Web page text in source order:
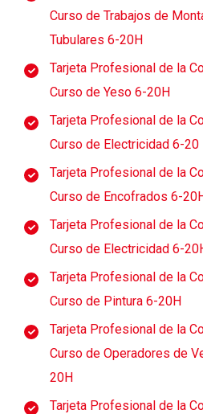
Curso de Trabajos de
Tubulares 6-20H
Tarjeta Profesional de la
Curso de Yeso 6-20H
Tarjeta Profesional de la
Curso de Electricidad 6-20
Tarjeta Profesional de la
Curso de Encofrados 6-
Tarjeta Profesional de la
Curso de Electricidad 6-
Tarjeta Profesional de la
Curso de Pintura 6-20H
Tarjeta Profesional de la
Curso de Operadores de
20H
Tarjeta Profesional de la